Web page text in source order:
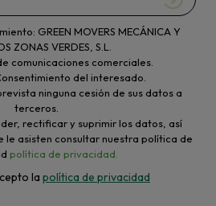
GREEN MOVERS MECÁNICA Y
ZONAS VERDES, S.L.
comunicaciones comerciales.
del interesado.
ninguna cesión de sus datos a
terceros.
rectificar y suprimir los datos, así
le asisten consultar nuestra política de
política de privacidad.
la política de privacidad